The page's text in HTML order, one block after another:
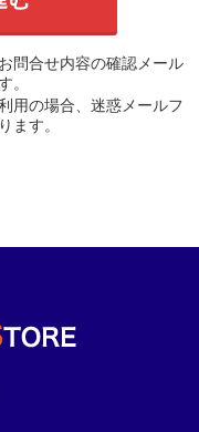
問合せ内容の確認メール
。
用の場合、迷惑メールフ
ます。